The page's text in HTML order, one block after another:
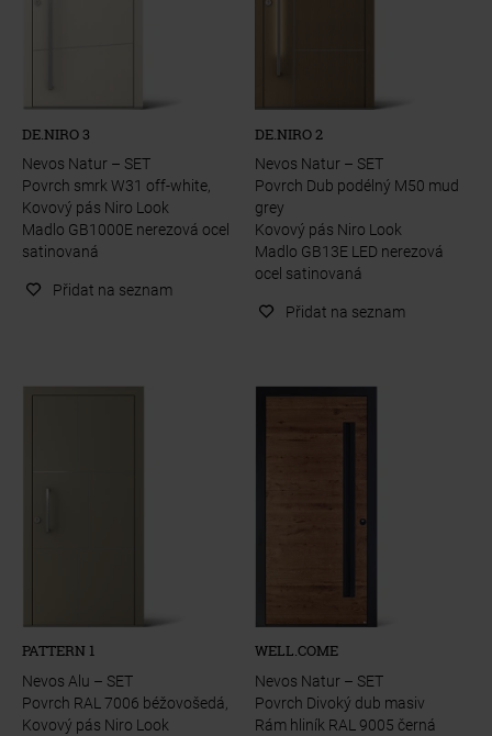
DE.NIRO 3
Nevos Natur – SET
Povrch smrk W31 off-white,
Kovový pás Niro Look
Madlo GB1000E nerezová ocel
satinovaná
Přidat na seznam
DE.NIRO 2
Nevos Natur – SET
Povrch Dub podélný M50 mud
grey
Kovový pás Niro Look
Madlo GB13E LED nerezová
ocel satinovaná
Přidat na seznam
PATTERN 1
Nevos Alu – SET
Povrch RAL 7006 béžovošedá,
Kovový pás Niro Look
WELL.COME
Nevos Natur – SET
Povrch Divoký dub masiv
Rám hliník RAL 9005 černá